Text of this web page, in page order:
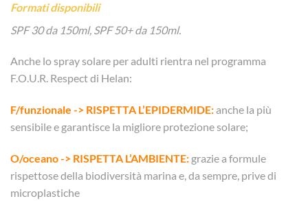
Formati disponibili
SPF 30 da 150ml, SPF 50+ da 150ml.
Anche lo spray solare per adulti rientra nel programma
F.O.U.R. Respect di Helan:
F/funzionale -> RISPETTA L’EPIDERMIDE:anche la più
sensibile e garantisce la migliore protezione solare;
O/oceano -> RISPETTA L’AMBIENTE: grazie a formule
rispettose della biodiversità marina e, da sempre, prive di
microplastiche